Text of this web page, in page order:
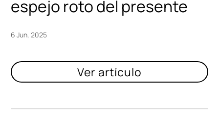
espejo roto del presente
6 Jun, 2025